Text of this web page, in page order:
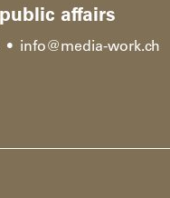
affairs
• info@media-work.ch